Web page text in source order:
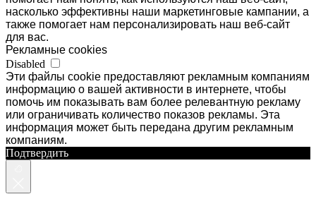
насколько эффективны наши маркетинговые кампании, а
также помогает нам персонализировать наш веб-сайт
для вас.
Рекламные cookies
Disabled
Эти файлы cookie предоставляют рекламным компаниям
информацию о вашей активности в интернете, чтобы
помочь им показывать вам более релевантную рекламу
или ограничивать количество показов рекламы. Эта
информация может быть передана другим рекламным
компаниям.
Подтвердить